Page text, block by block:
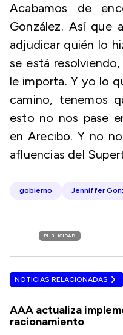
Acabamos de
González. Así que
adjudicar quién lo
se está
le importa. Y yo lo
camino, tenemos
esto no nos pase
en Arecibo. Y no
afluencias del
gobierno Jenniffer
PUBLICIDAD
NOTICIAS RELACIONADAS
AAA actualiza
racionamiento